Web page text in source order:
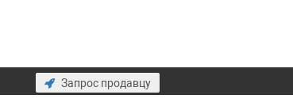
Запрос продавцу